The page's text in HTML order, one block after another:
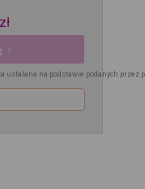
zł
ustalana na podstawie podanych przez